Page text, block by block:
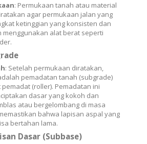
: Permukaan tanah atau material
agar permukaan jalan yang
ketinggian yang konsisten dan
menggunakan alat berat seperti
: Setelah permukaan diratakan,
pemadatan tanah (subgrade)
(roller). Pemadatan ini
dasar yang kokoh dan
atau bergelombang di masa
bahwa lapisan aspal yang
bertahan lama.
Dasar (Subbase)